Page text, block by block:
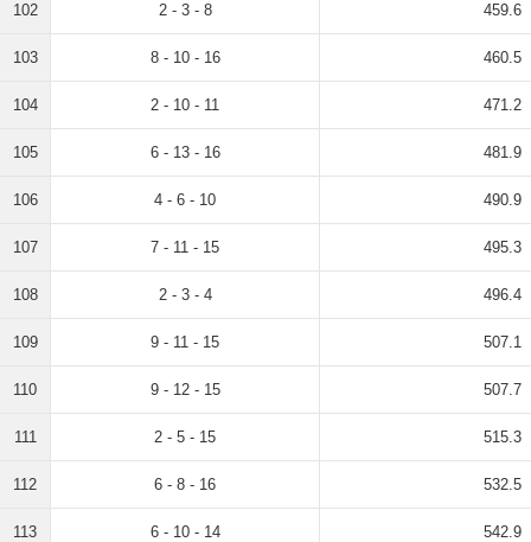
102 2 - 3 - 8 459.6
103 8 - 10 - 16 460.5
104 2 - 10 - 11 471.2
105 6 - 13 - 16 481.9
106 4 - 6 - 10 490.9
107 7 - 11 - 15 495.3
108 2 - 3 - 4 496.4
109 9 - 11 - 15 507.1
110 9 - 12 - 15 507.7
111 2 - 5 - 15 515.3
112 6 - 8 - 16 532.5
113 6 - 10 - 14 542.9